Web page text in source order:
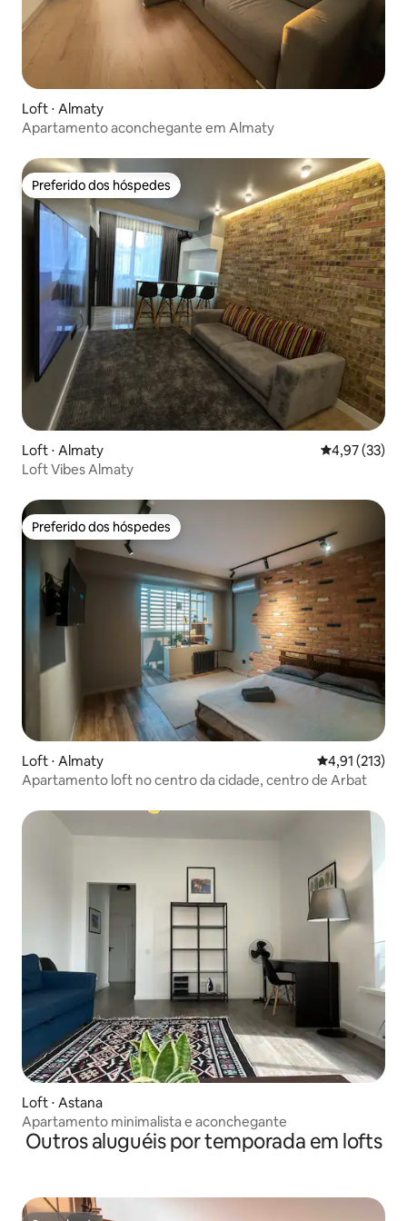
Loft ⋅ Almaty
Apartamento aconchegante em Almaty
Preferido dos hóspedes
Preferido dos hóspedes
Loft ⋅ Almaty 4,97 de uma
4,97 (33)
Loft Vibes Almaty
Preferido dos hóspedes
Preferido dos hóspedes
Loft ⋅ Almaty 4,91 de uma
4,91 (213)
Apartamento loft no centro da cidade, centro de Arbat
Loft ⋅ Astana
Apartamento minimalista e aconchegante
Outros aluguéis por temporada em lofts